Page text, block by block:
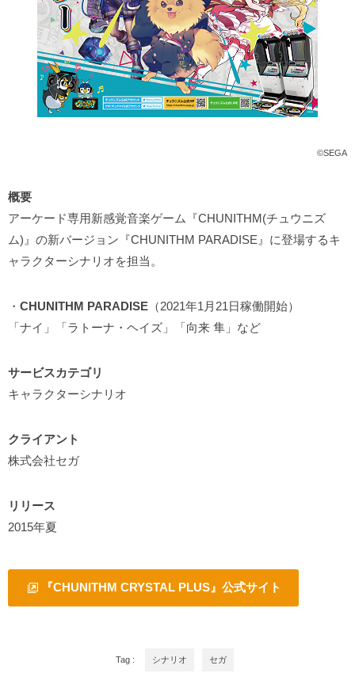
©SEGA
概要
アーケード専用新感覚音楽ゲーム『CHUNITHM(チュウニズ
ム)』の新バージョン『CHUNITHM PARADISE』に登場するキ
ャラクターシナリオを担当。
・ CHUNITHM PARADISE （2021年1月21日稼働開始）
「ナイ」「ラトーナ・ヘイズ」「向来 隼」など
サービスカテゴリ
キャラクターシナリオ
クライアント
株式会社セガ
リリース
2015年夏
『CHUNITHM CRYSTAL PLUS』公式サイト
Tag : シナリオ セガ